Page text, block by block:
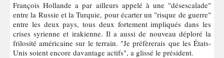
François Hollande a par ailleurs appelé à une "désescalade"
entre la Russie et la Turquie, pour écarter un "risque de guerre"
entre les deux pays, tous deux fortement impliqués dans les
crises syrienne et irakienne. Il a aussi de nouveau déploré la
frilosité américaine sur le terrain. "Je préfèrerais que les États-
Unis soient encore davantage actifs", a glissé le président.